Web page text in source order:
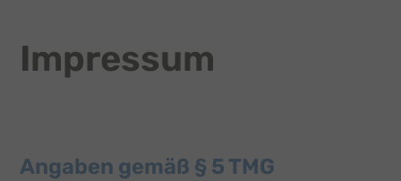
Impressum
Angaben gemäß § 5 TMG